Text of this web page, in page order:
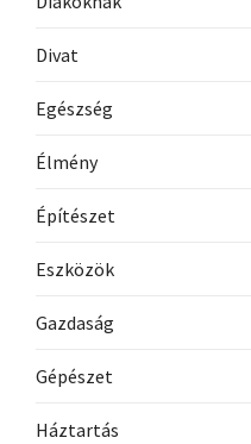
Divat
Egészség
Élmény
Építészet
Eszközök
Gazdaság
Gépészet
Háztartás